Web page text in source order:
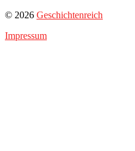
© 2026 Geschichtenreich
Impressum